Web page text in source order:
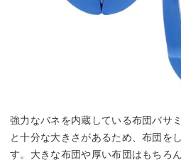
強力なバネを内蔵している布団バサ
と十分な大きさがあるため、布団を
す。大きな布団や厚い布団はもちろ